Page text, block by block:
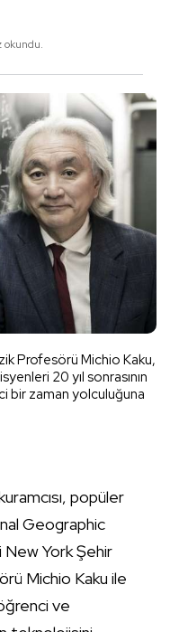
okundu.
Profesörü Michio Kaku,
20 yıl sonrasının
bir zaman yolculuğuna
popüler
Geographic
York Şehir
Michio Kaku ile
ve